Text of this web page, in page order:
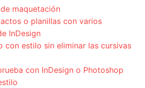
maquetación
o planillas con varios
InDesign
con estilo sin eliminar las cursivas
con InDesign o Photoshop